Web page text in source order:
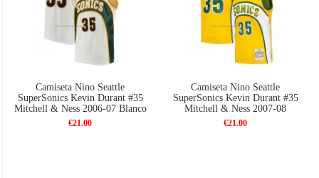
Camiseta Nino Seattle
SuperSonics Kevin Durant #35
Mitchell & Ness 2006-07 Blanco
€21.00
Camiseta Nino Seattle
SuperSonics Kevin Durant #35
Mitchell & Ness 2007-08
Amarillo
€21.00